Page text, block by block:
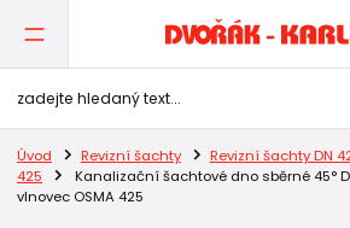
Úvod Revizní šachty Revizní šachty DN
425
Kanalizační šachtové dno sběrné 45°
vlnovec OSMA 425